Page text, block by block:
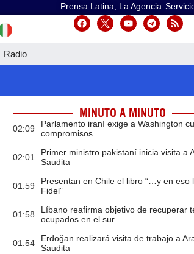
Prensa Latina, La Agencia
Radio
MINUTO A MINUTO
02:09
Parlamento iraní exige a Washington
compromisos
02:01
Primer ministro pakistaní inicia visita a
Saudita
01:59
Presentan en Chile el libro “…y en eso
Fidel”
01:58
Líbano reafirma objetivo de recuperar
ocupados en el sur
01:54
Erdoğan realizará visita de trabajo a
Saudita